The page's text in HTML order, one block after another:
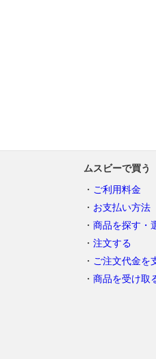
ムスビーで買う
ご利用料金
お支払い方法
商品を探す・
注文する
ご注文代金を
商品を受け取